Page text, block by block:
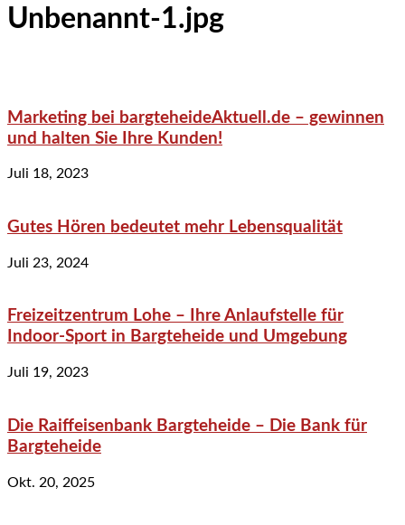
Unbenannt-1.jpg
Marketing bei bargteheideAktuell.de – gewinnen
und halten Sie Ihre Kunden!
Juli 18, 2023
Gutes Hören bedeutet mehr Lebensqualität
Juli 23, 2024
Freizeitzentrum Lohe – Ihre Anlaufstelle für
Indoor-Sport in Bargteheide und Umgebung
Juli 19, 2023
Die Raiffeisenbank Bargteheide – Die Bank für
Bargteheide
Okt. 20, 2025